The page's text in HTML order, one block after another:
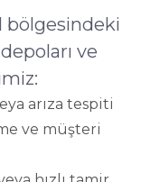
bölgesindeki
ve
arıza tespiti
ve müşteri